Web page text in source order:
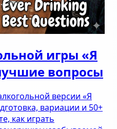
игры «Я
вопросы
версии «Я
вариации и 50+
как играть